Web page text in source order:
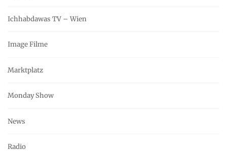
Ichhabdawas TV – Wien
Image Filme
Marktplatz
Monday Show
News
Radio